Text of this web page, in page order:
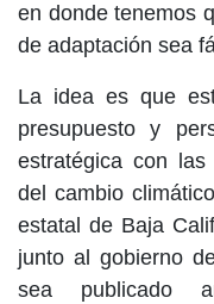
en donde tenemos
de adaptación sea
La idea es que
presupuesto y
estratégica con
del cambio
estatal de Baja
junto al gobierno
sea publicado